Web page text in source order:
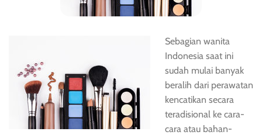
Sebagian wanita
Indonesia saat ini
sudah mulai banyak
beralih dari perawatan
kencatikan secara
teradisional ke cara-
cara atau bahan-